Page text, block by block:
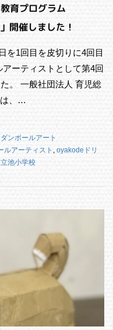
育プログラム
開催しました！
を1回目を皮切りに4回目
ーティストとして第4回
。 一般社団法人 育児総
は、…
ダンボールアート
ルアーティスト , oyakodeドリ
池小学校